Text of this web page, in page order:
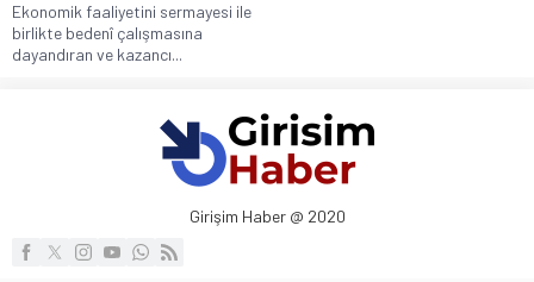
Ekonomik faaliyetini sermayesi ile
birlikte bedenî çalışmasına
dayandıran ve kazancı...
Girişim Haber @ 2020